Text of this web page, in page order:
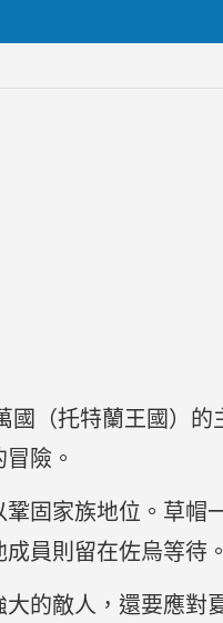
國（托特蘭王國）
險。
固家族地位。草帽
員則留在佐烏等待。
的敵人，還要應對